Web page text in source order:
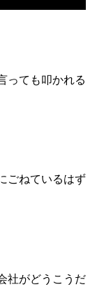
っても叩かれる
ごねているはず
社がどうこうだ